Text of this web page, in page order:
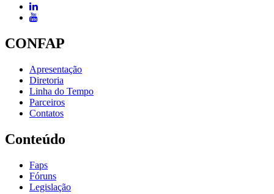
CONFAP
Apresentação
Diretoria
Linha do Tempo
Parceiros
Contatos
Conteúdo
Faps
Fóruns
Legislação